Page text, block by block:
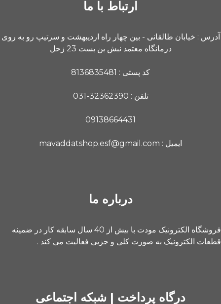
ارتباط با ما
آدرس : خیابان طالقانی - بین چهار راه اردیبهشت و سرتیپ رو به روی
درمانگاه معتمد نبش بن بست 23 زحل
کد پستی : 8136835481
تلفن : 32362390-031
09138664431
ایمیل : mavaddatshop.esf@gmail.com
درباره ما
فروشگاه الکترونیک مودت با بیش از 40 سال سابقه کار در ضمینه
قطعات الکترونیک به صورت کلی و جزیی فعالیت می کند .
درگاه پرداخت | شبکه اجتماعی